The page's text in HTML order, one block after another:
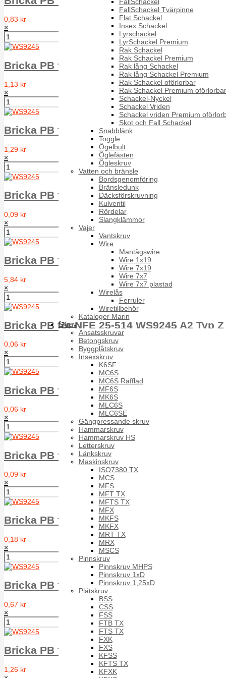
FallSchackel Tvärpinne
Flat Schackel
Insex Schackel
Lyrschackel
LyrSchackel Premium
Rak Schackel
Rak Schackel Premium
Rak lång Schackel
Rak lång Schackel Premium
Rak Schackel oförlorbar
Rak Schackel Premium oförlorbar
Schackel-Nyckel
Schackel Vriden
Schackel vriden Premium
Skot och Fall Schackel
Snabblänk
Toggle
Ögelbult
Öglefästen
Ögleskruv
Vatten och bränsle
Bordsgenomföring
Bränsledunk
Däcksförskruvning
Kulventil
Rördelar
Slangklämmor
Vajer
Vantskruv
Wire
Mantågswire
Wire 1x19
Wire 7x19
Wire 7x7
Wire 7x7 plastad
Wirelås
Ferruler
Wiretillbehör
Kataloger Marin
Skruv
Ansatsskruvar
Betongskruv
Byggplåtskruv
Insexskruv
K6SF
MC6S
MC6S Räfflad
MF6S
MK6S
MLC6S
MLC6SE
Gängpressande skruv
Hammarskruv
Hammarskruv HS
Letterskruv
Länkskruv
Maskinskruv
ISO7380 TX
MCS
MFS
MFT TX
MFTS TX
MFX
MKFS
MKFX
MRT TX
MRX
MSCS
Pinnskruv
Pinnskruv MHPS
Pinnskruv 1xD
Pinnskruv 1,25xD
Plåtskruv
BSS
CSS
FSS
FTB TX
FTS TX
FXK
FXS
KFSS
KFTS TX
KFXK
0,83 kr
×
Bricka PB för NFE 25-514 WS9245 A2 Typ Z
1,13 kr
×
Bricka PB för NFE 25-514 WS9245 A2 Typ Z
1,29 kr
×
Bricka PB för NFE 25-514 WS9245 A2 Typ Z
0,09 kr
×
Bricka PB för NFE 25-514 WS9245 A2 Typ Z
5,84 kr
×
Bricka PB för NFE 25-514 WS9245 A2 Typ
0,06 kr
×
Bricka PB för NFE 25-514 WS9245 A2 Typ Z
0,06 kr
×
Bricka PB för NFE 25-514 WS9245 A2 Typ Z
0,09 kr
×
Bricka PB för NFE 25-514 WS9245 A2 Typ Z
0,18 kr
×
Bricka PB för NFE 25-514 WS9245 A4 Typ Z
0,67 kr
×
Bricka PB för NFE 25-514 WS9245 A4 Typ Z
1,26 kr